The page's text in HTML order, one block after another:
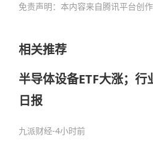
免责声明：本内容来自腾讯平台创
相关推荐
半导体设备ETF大涨；
日报
九派财经-4小时前